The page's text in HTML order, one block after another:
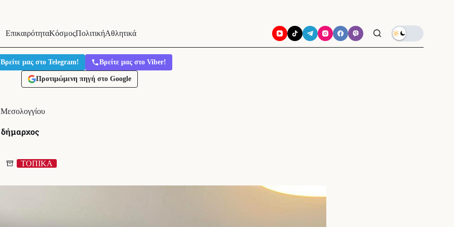
ΕπικαιρότηταΚόσμοςΠολιτικήΑθλητικά
Βρείτε μας στο Telegram! Βρείτε μας στο Viber!
Προτιμώμενη πηγή στο Google
Μεσολογγίου
δήμαρχος
ΤΟΠΙΚΑ